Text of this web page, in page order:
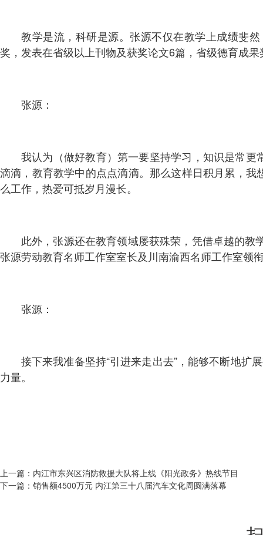
教学是流，科研是源。张源不仅在教学上成绩斐
奖，发表在省级以上刊物及获奖论文6篇，省级德育成
张源：
我认为（做好教育）第一要坚持学习，知识是常
滴滴，教育教学中的点点滴滴。那么这样日积月累，
么工作，热爱可抵岁月漫长。
此外，张源还在教育领域屡获殊荣，凭借卓越的
张源劳动教育名师工作室室长及川南渝西名师工作室领
张源：
接下来我准备坚持“引进来走出去”，能够不断地扩
力量。
上一篇： 内江市东兴区消防救援大队将上线《阳光政务》热线节目
下一篇： 销售额4500万元 内江第三十八届汽车文化周圆满落幕